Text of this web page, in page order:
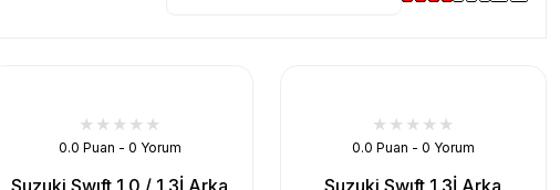
0.0 Puan - 0 Yorum
Suzuki Swıft 1.0 / 1.3İ Arka
0.0 Puan - 0 Yorum
Suzuki Swıft 1.3İ Arka